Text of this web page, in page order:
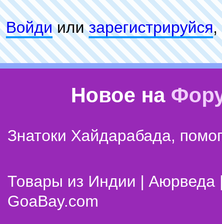
Войдиилизарeгиcтpируйся,
Новое на
Знатоки Хайдарабада,
Товары из Индии | Аюрведа
GoaBay.com